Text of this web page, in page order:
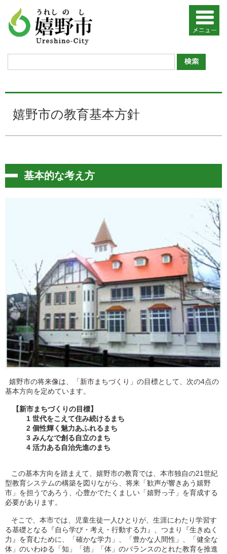
嬉野市の教育基本方針
基本的な考え方
嬉野市の将来像は、「新市まちづくり」の目標として、次の4点の
基本方向を定めています。
【新市まちづくりの目標】
1 世代をこえて住み続けるまち
2 個性輝く魅力あふれるまち
3 みんなで創る自立のまち
4 活力ある自治先進のまち
この基本方向を踏まえて、嬉野市の教育では、本市独自の21世紀
型教育システムの構築を図りながら、将来「歓声が響きあう嬉野
市」を担うであろう、心豊かでたくましい「嬉野っ子」を育成する
必要があります。
そこで、本市では、児童生徒一人ひとりが、生涯にわたり学習す
る基礎となる『自ら学び・考え・行動する力』、つまり『生きぬく
力』を育むために、「確かな学力」、「豊かな人間性」、「健全な
体」のいわゆる「知」「徳」「体」のバランスのとれた教育を推進